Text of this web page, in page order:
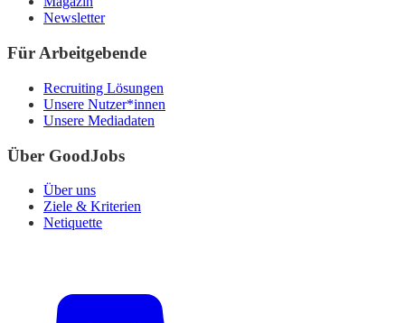
Newsletter
Für Arbeitgebende
Recruiting Lösungen
Unsere Nutzer*innen
Unsere Mediadaten
Über GoodJobs
Über uns
Ziele & Kriterien
Netiquette